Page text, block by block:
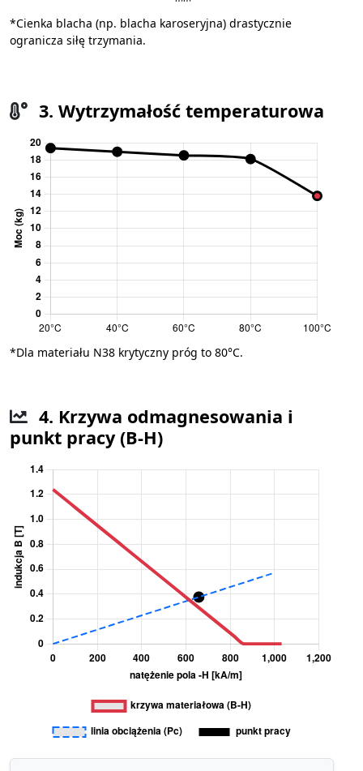
*Cienka blacha (np. blacha karoseryjna) drastycznie
ogranicza siłę trzymania.
3. Wytrzymałość temperaturowa
*Dla materiału N38 krytyczny próg to 80°C.
4. Krzywa odmagnesowania i
punkt pracy (B-H)